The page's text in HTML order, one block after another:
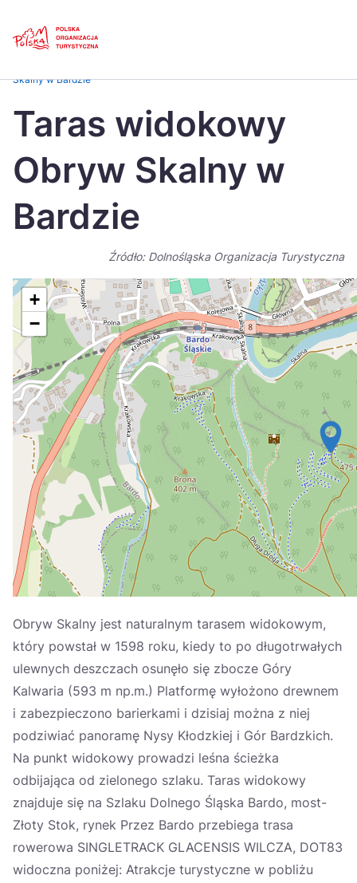
Česká
Dansk
Italiano
日本
Português
Suomi
Україна
Zamknij
Skalny w Bardzie
Taras widokowy
Obryw Skalny w
Bardzie
Źródło: Dolnośląska Organizacja Turystyczna
+
−
Obryw Skalny jest naturalnym tarasem widokowym,
który powstał w 1598 roku, kiedy to po długotrwałych
ulewnych deszczach osunęło się zbocze Góry
Kalwaria (593 m np.m.) Platformę wyłożono drewnem
i zabezpieczono barierkami i dzisiaj można z niej
podziwiać panoramę Nysy Kłodzkiej i Gór Bardzkich.
Na punkt widokowy prowadzi leśna ścieżka
odbijająca od zielonego szlaku. Taras widokowy
znajduje się na Szlaku Dolnego Śląska Bardo, most-
Złoty Stok, rynek Przez Bardo przebiega trasa
rowerowa SINGLETRACK GLACENSIS WILCZA, DOT83
widoczna poniżej: Atrakcje turystyczne w pobliżu